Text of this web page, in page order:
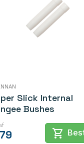
Slick Internal
Bushes
shopping_cart